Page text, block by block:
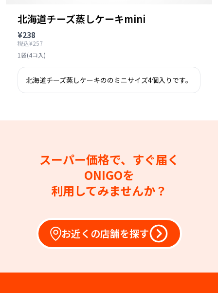
北海道チーズ蒸しケーキmini
¥238
税込¥257
1袋(4コ入)
北海道チーズ蒸しケーキののミニサイズ4個入りです。
スーパー価格で、すぐ届く
ONIGOを
利用してみませんか？
お近くの店舗を探す